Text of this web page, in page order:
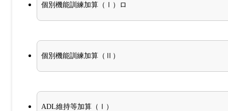
個別機能訓練加算（Ⅰ）ロ
個別機能訓練加算（Ⅱ）
ADL維持等加算（Ⅰ）